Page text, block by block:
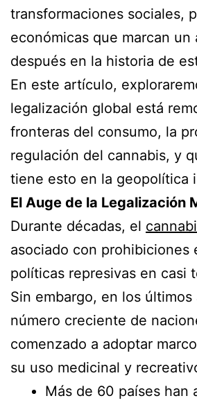
transformaciones sociales,
económicas que marcan un
después en la historia de
En este artículo,
legalización global está
fronteras del consumo, la
regulación del cannabis, y
tiene esto en la geopolítica
El Auge de la Legalización
Durante décadas, el
asociado con prohibiciones
políticas represivas en casi
Sin embargo, en los últimos
número creciente de
comenzado a adoptar
su uso medicinal y
Más de 60 países han